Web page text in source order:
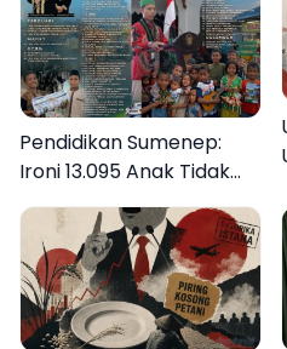
Pendidikan Sumenep:
Ironi 13.095 Anak Tidak
Sekolah Menyaksikan
Semarak Festival
Kalender Event 2026